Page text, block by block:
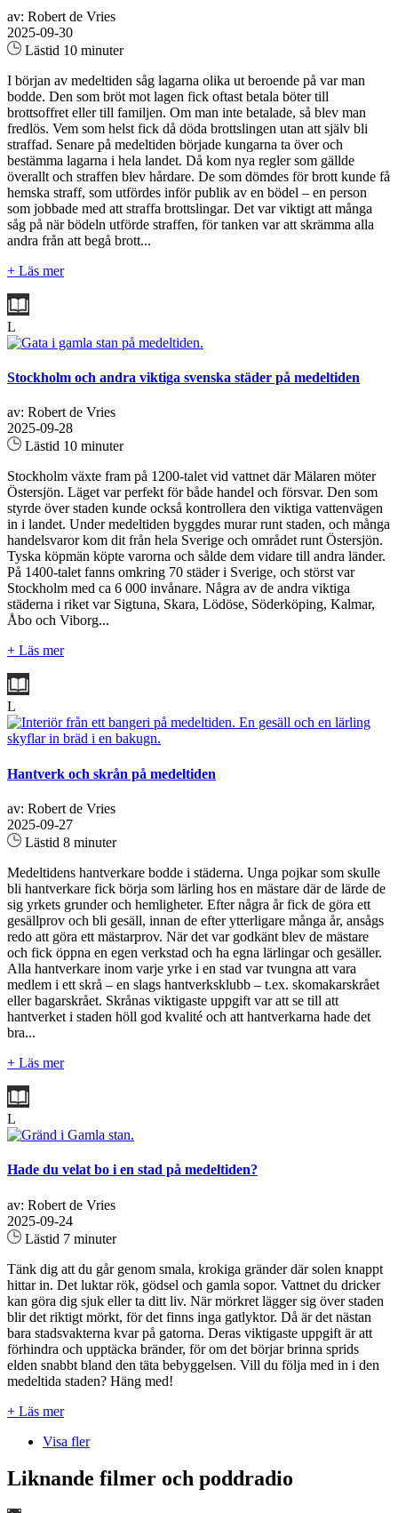
av: Robert de Vries
2025-09-30
Lästid 10 minuter
I början av medeltiden såg lagarna olika ut beroende på var man
bodde. Den som bröt mot lagen fick oftast betala böter till
brottsoffret eller till familjen. Om man inte betalade, så blev man
fredlös. Vem som helst fick då döda brottslingen utan att själv bli
straffad. Senare på medeltiden började kungarna ta över och
bestämma lagarna i hela landet. Då kom nya regler som gällde
överallt och straffen blev hårdare. De som dömdes för brott kunde få
hemska straff, som utfördes inför publik av en bödel – en person
som jobbade med att straffa brottslingar. Det var viktigt att många
såg på när bödeln utförde straffen, för tanken var att skrämma alla
andra från att begå brott...
+ Läs mer
L
Stockholm och andra viktiga svenska städer på medeltiden
av: Robert de Vries
2025-09-28
Lästid 10 minuter
Stockholm växte fram på 1200‑talet vid vattnet där Mälaren möter
Östersjön. Läget var perfekt för både handel och försvar. Den som
styrde över staden kunde också kontrollera den viktiga vattenvägen
in i landet. Under medeltiden byggdes murar runt staden, och många
handelsvaror kom dit från hela Sverige och området runt Östersjön.
Tyska köpmän köpte varorna och sålde dem vidare till andra länder.
På 1400-talet fanns omkring 70 städer i Sverige, och störst var
Stockholm med ca 6 000 invånare. Några av de andra viktiga
städerna i riket var Sigtuna, Skara, Lödöse, Söderköping, Kalmar,
Åbo och Viborg...
+ Läs mer
L
Hantverk och skrån på medeltiden
av: Robert de Vries
2025-09-27
Lästid 8 minuter
Medeltidens hantverkare bodde i städerna. Unga pojkar som skulle
bli hantverkare fick börja som lärling hos en mästare där de lärde de
sig yrkets grunder och hemligheter. Efter några år fick de göra ett
gesällprov och bli gesäll, innan de efter ytterligare många år, ansågs
redo att göra ett mästarprov. När det var godkänt blev de mästare
och fick öppna en egen verkstad och ha egna lärlingar och gesäller.
Alla hantverkare inom varje yrke i en stad var tvungna att vara
medlem i ett skrå – en slags hantverksklubb – t.ex. skomakarskrået
eller bagarskrået. Skrånas viktigaste uppgift var att se till att
hantverket i staden höll god kvalité och att hantverkarna hade det
bra...
+ Läs mer
L
Hade du velat bo i en stad på medeltiden?
av: Robert de Vries
2025-09-24
Lästid 7 minuter
Tänk dig att du går genom smala, krokiga gränder där solen knappt
hittar in. Det luktar rök, gödsel och gamla sopor. Vattnet du dricker
kan göra dig sjuk eller ta ditt liv. När mörkret lägger sig över staden
blir det riktigt mörkt, för det finns inga gatlyktor. Då är det nästan
bara stadsvakterna kvar på gatorna. Deras viktigaste uppgift är att
förhindra och upptäcka bränder, för om det börjar brinna sprids
elden snabbt bland den täta bebyggelsen. Vill du följa med in i den
medeltida staden? Häng med!
+ Läs mer
Visa fler
Liknande filmer och poddradio